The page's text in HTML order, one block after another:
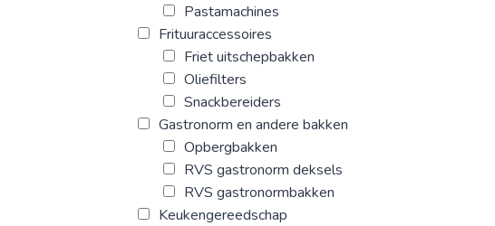
Pastamachines
Frituuraccessoires
Friet uitschepbakken
Oliefilters
Snackbereiders
Gastronorm en andere bakken
Opbergbakken
RVS gastronorm deksels
RVS gastronormbakken
Keukengereedschap